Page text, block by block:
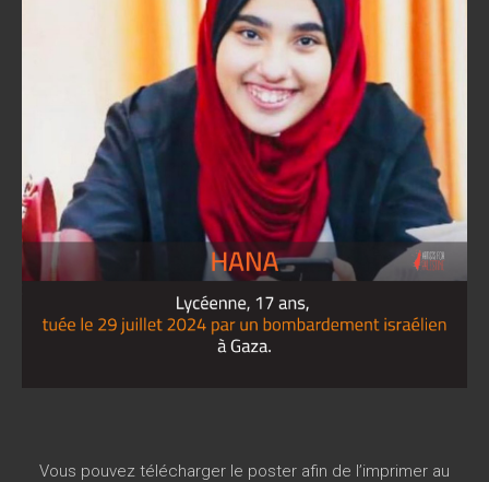
Vous pouvez télécharger le poster afin de l’imprimer au